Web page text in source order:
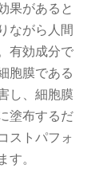
果があると
ながら人間
有効成分で
胞膜である
し、細胞膜
塗布するだ
ストパフォ
す。